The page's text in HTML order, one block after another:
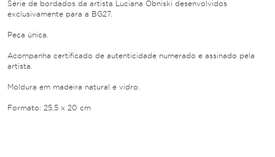
Série de bordados da artista Luciana Obniski desenvolvidos
exclusivamente para a BG27.
Peça única.
Acompanha certificado de autenticidade numerado e assinado pela
artista.
Moldura em madeira natural e vidro.
Formato: 25,5 x 20 cm